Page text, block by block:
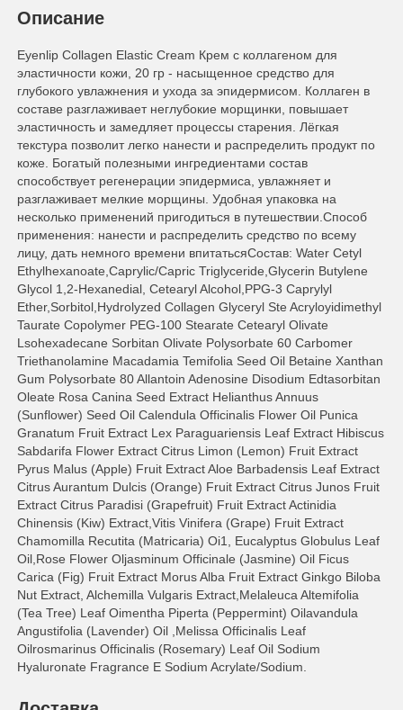
Описание
Eyenlip Collagen Elastic Cream Крем с коллагеном для
эластичности кожи, 20 гр - насыщенное средство для
глубокого увлажнения и ухода за эпидермисом. Коллаген в
составе разглаживает неглубокие морщинки, повышает
эластичность и замедляет процессы старения. Лёгкая
текстура позволит легко нанести и распределить продукт по
коже. Богатый полезными ингредиентами состав
способствует регенерации эпидермиса, увлажняет и
разглаживает мелкие морщины. Удобная упаковка на
несколько применений пригодиться в путешествии.Способ
применения: нанести и распределить средство по всему
лицу, дать немного времени впитатьсяСостав: Water Cetyl
Ethylhexanoate,Caprylic/Capric Triglyceride,Glycerin Butylene
Glycol 1,2-Hexanedial, Cetearyl Alcohol,PPG-3 Caprylyl
Ether,Sorbitol,Hydrolyzed Collagen Glyceryl Ste Acryloyidimethyl
Taurate Copolymer PEG-100 Stearate Cetearyl Olivate
Lsohexadecane Sorbitan Olivate Polysorbate 60 Carbomer
Triethanolamine Macadamia Temifolia Seed Oil Betaine Xanthan
Gum Polysorbate 80 Allantoin Adenosine Disodium Edtasorbitan
Oleate Rosa Canina Seed Extract Helianthus Annuus
(Sunflower) Seed Oil Calendula Officinalis Flower Oil Punica
Granatum Fruit Extract Lex Paraguariensis Leaf Extract Hibiscus
Sabdarifa Flower Extract Citrus Limon (Lemon) Fruit Extract
Pyrus Malus (Apple) Fruit Extract Aloe Barbadensis Leaf Extract
Citrus Aurantum Dulcis (Orange) Fruit Extract Citrus Junos Fruit
Extract Citrus Paradisi (Grapefruit) Fruit Extract Actinidia
Chinensis (Kiw) Extract,Vitis Vinifera (Grape) Fruit Extract
Chamomilla Recutita (Matricaria) Oi1, Eucalyptus Globulus Leaf
Oil,Rose Flower Oljasminum Officinale (Jasmine) Oil Ficus
Carica (Fig) Fruit Extract Morus Alba Fruit Extract Ginkgo Biloba
Nut Extract, Alchemilla Vulgaris Extract,Melaleuca Altemifolia
(Tea Tree) Leaf Oimentha Piperta (Peppermint) Oilavandula
Angustifolia (Lavender) Oil ,Melissa Officinalis Leaf
Oilrosmarinus Officinalis (Rosemary) Leaf Oil Sodium
Hyaluronate Fragrance E Sodium Acrylate/Sodium.